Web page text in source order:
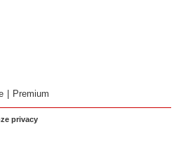
Premium
privacy